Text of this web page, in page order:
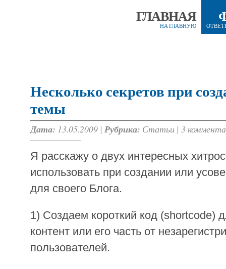
ГЛАВНАЯ
НА ГЛАВНУЮ
Несколько секретов при
темы
Дата: 13.05.2009 | Рубрика: Статьи | 3
Я расскажу о двух интересных
использовать при создании или
для своего Блога.
1) Создаем короткий код (shortcode)
контент или его часть от
пользователей.